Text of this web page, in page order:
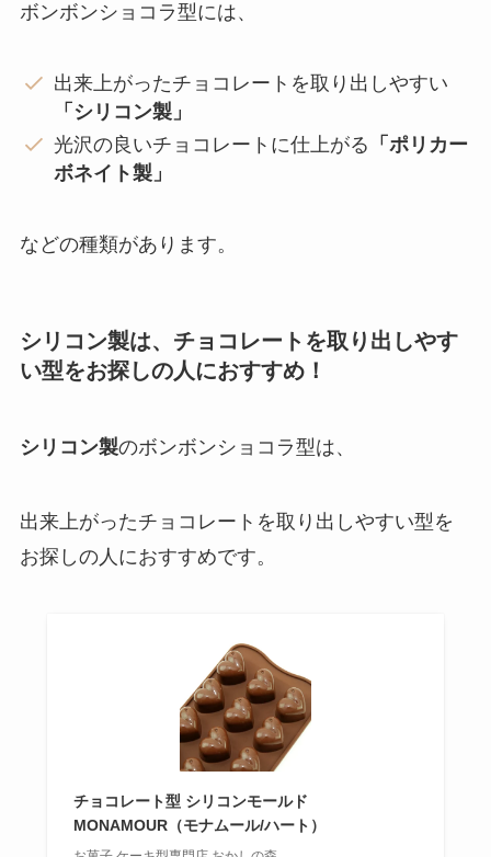
ボンボンショコラ型には、
出来上がったチョコレートを取り出しやすい
「シリコン製」
光沢の良いチョコレートに仕上がる 「ポリカー
ボネイト製」
などの種類があります。
シリコン製は、チョコレートを取り出しやす
い型をお探しの人におすすめ！
シリコン製のボンボンショコラ型は、
出来上がったチョコレートを取り出しやすい型を
お探しの人におすすめです。
チョコレート型 シリコンモールド
MONAMOUR（モナムール/ハート）